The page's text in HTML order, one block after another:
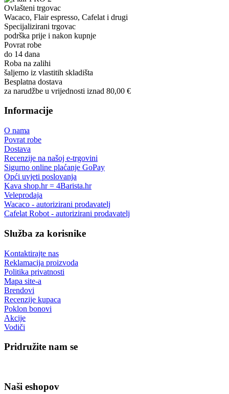
Ovlašteni trgovac
Wacaco, Flair espresso, Cafelat i drugi
Specijalizirani trgovac
podrška prije i nakon kupnje
Povrat robe
do 14 dana
Roba na zalihi
šaljemo iz vlastitih skladišta
Besplatna dostava
za narudžbe u vrijednosti iznad 80,00 €
Informacije
O nama
Povrat robe
Dostava
Recenzije na našoj e-trgovini
Sigurno online plaćanje GoPay
Opći uvjeti poslovanja
Kava shop.hr = 4Barista.hr
Veleprodaja
Wacaco - autorizirani prodavatelj
Cafelat Robot - autorizirani prodavatelj
Služba za korisnike
Kontaktirajte nas
Reklamacija proizvoda
Politika privatnosti
Mapa site-a
Brendovi
Recenzije kupaca
Poklon bonovi
Akcije
Vodiči
Pridružite nam se
Naši eshopov